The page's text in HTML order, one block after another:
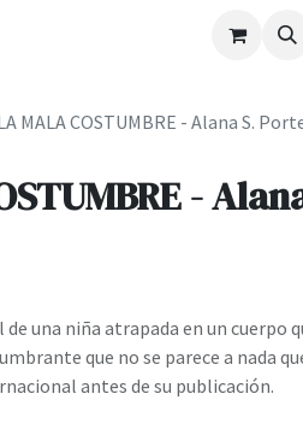
MALA COSTUMBRE - Alana S.
-
una niña atrapada en un cuerpo
que no se parece a nada
antes de su publicación.